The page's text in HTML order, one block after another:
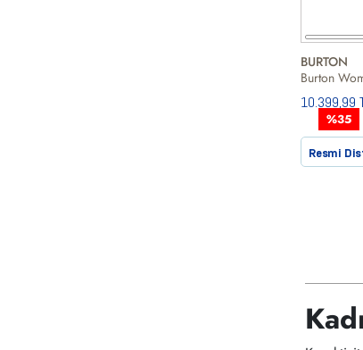
BURTON
10.399,99
%35
Resmi